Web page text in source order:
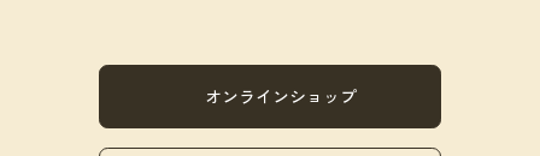
オンラインショップ